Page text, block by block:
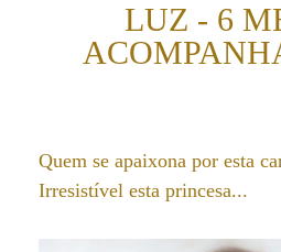
LUZ - 6
Quem se apaixona por esta
Irresistível esta princesa...